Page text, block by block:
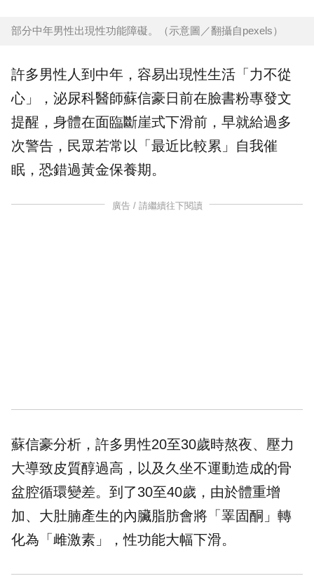
部分中年男性出現性功能障礙。（示意圖／翻攝自pexels）
許多男性人到中年，容易出現性生活「力不從
心」，泌尿科醫師蘇信豪日前在臉書粉專發文
提醒，身體在面臨斷崖式下滑前，早就給過多
次警告，民眾若常以「最近比較累」自我催
眠，恐錯過黃金保養期。
廣告 / 請繼續往下閱讀
蘇信豪分析，許多男性20至30歲時熬夜、壓力
大導致皮質醇過高，以及久坐不運動造成的骨
盆腔循環變差。到了30至40歲，由於體重增
加、大肚腩產生的內臟脂肪會將「睪固酮」轉
化為「雌激素」，性功能大幅下滑。